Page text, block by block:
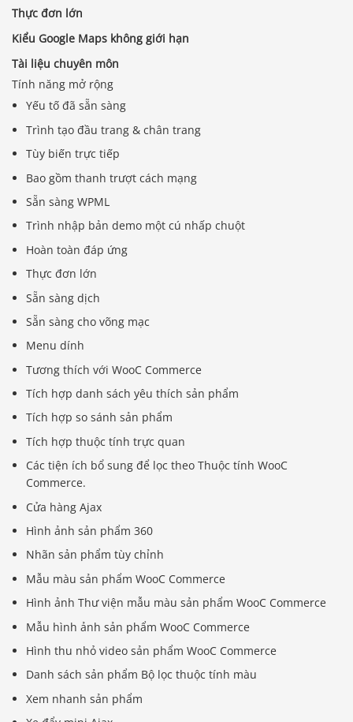
Thực đơn lớn
Kiểu Google Maps không giới hạn
Tài liệu chuyên môn
Tính năng mở rộng
Yếu tố đã sẵn sàng
Trình tạo đầu trang & chân trang
Tùy biến trực tiếp
Bao gồm thanh trượt cách mạng
Sẵn sàng WPML
Trình nhập bản demo một cú nhấp chuột
Hoàn toàn đáp ứng
Thực đơn lớn
Sẵn sàng dịch
Sẵn sàng cho võng mạc
Menu dính
Tương thích với WooC Commerce
Tích hợp danh sách yêu thích sản phẩm
Tích hợp so sánh sản phẩm
Tích hợp thuộc tính trực quan
Các tiện ích bổ sung để lọc theo Thuộc tính WooC
Commerce.
Cửa hàng Ajax
Hình ảnh sản phẩm 360
Nhãn sản phẩm tùy chỉnh
Mẫu màu sản phẩm WooC Commerce
Hình ảnh Thư viện mẫu màu sản phẩm WooC Commerce
Mẫu hình ảnh sản phẩm WooC Commerce
Hình thu nhỏ video sản phẩm WooC Commerce
Danh sách sản phẩm Bộ lọc thuộc tính màu
Xem nhanh sản phẩm